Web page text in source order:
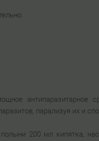
антипаразитарное
парализуя их и
200 мл кипятка,